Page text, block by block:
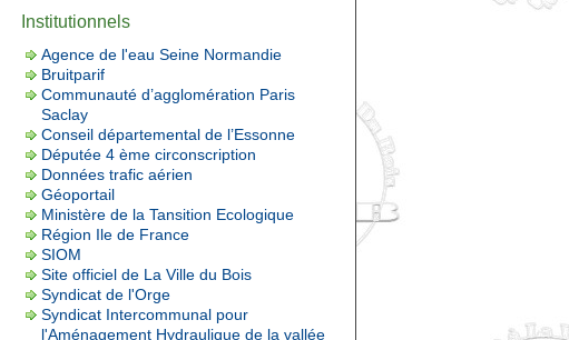
Institutionnels
Agence de l'eau Seine Normandie
Bruitparif
Communauté d’agglomération Paris
Saclay
Conseil départemental de l’Essonne
Députée 4 ème circonscription
Données trafic aérien
Géoportail
Ministère de la Tansition Ecologique
Région Ile de France
SIOM
Site officiel de La Ville du Bois
Syndicat de l'Orge
Syndicat Intercommunal pour
l'Aménagement Hydraulique de la vallée